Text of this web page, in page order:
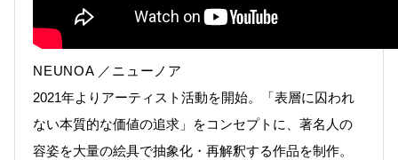
NEUNOA ／ニューノア
2021年よりアーティスト活動を開始。「表層に囚われ
ない本質的な価値の追求」をコンセプトに、著名人の
容姿を大量の絵具で抽象化・再解釈する作品を制作。